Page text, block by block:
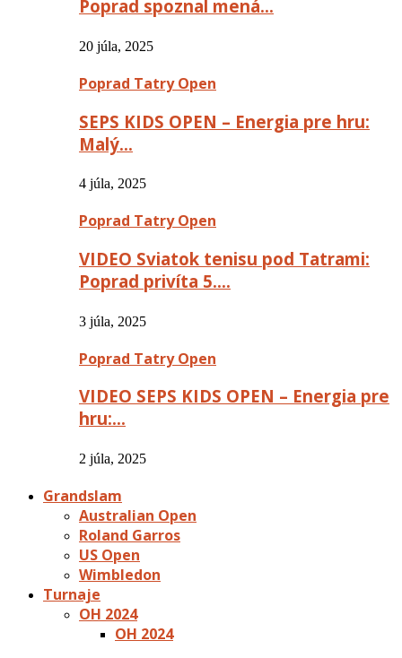
Poprad spoznal mená…
20 júla, 2025
Poprad Tatry Open
SEPS KIDS OPEN – Energia pre hru:
Malý…
4 júla, 2025
Poprad Tatry Open
VIDEO Sviatok tenisu pod Tatrami:
Poprad privíta 5….
3 júla, 2025
Poprad Tatry Open
VIDEO SEPS KIDS OPEN – Energia pre
hru:…
2 júla, 2025
Grandslam
Australian Open
Roland Garros
US Open
Wimbledon
Turnaje
OH 2024
OH 2024